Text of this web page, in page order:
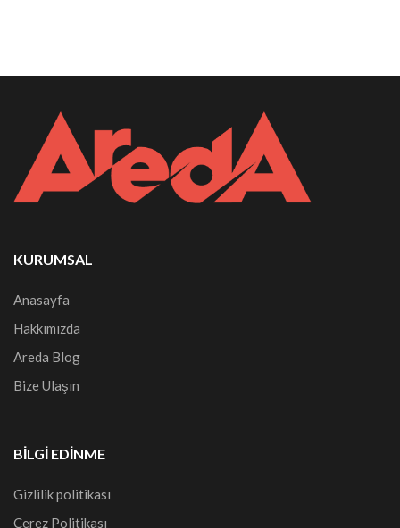
KURUMSAL
Anasayfa
Hakkımızda
Areda Blog
Bize Ulaşın
BILGI EDINME
Gizlilik politikası
Çerez Politikası